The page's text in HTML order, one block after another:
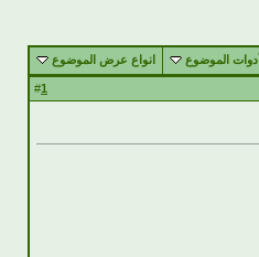
أدوات الموضوع انواع عرض الموضوع
1